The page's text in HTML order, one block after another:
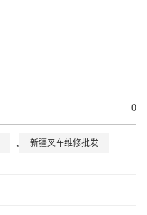
0
新疆叉车维修批发